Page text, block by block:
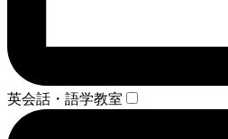
英会話・語学教室